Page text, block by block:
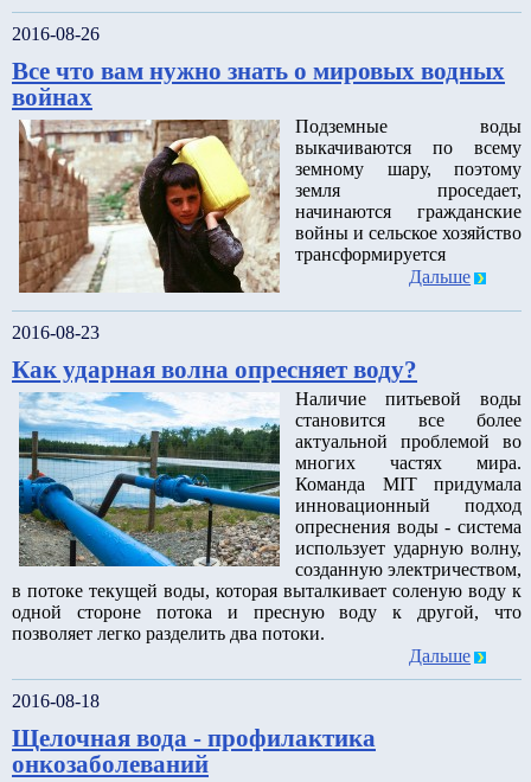
2016-08-26
Все что вам нужно знать о мировых водных
войнах
Подземные воды
выкачиваются по всему
земному шару, поэтому
земля проседает,
начинаются гражданские
войны и сельское хозяйство
трансформируется
Дальше
2016-08-23
Как ударная волна опресняет воду?
Наличие питьевой воды
становится все более
актуальной проблемой во
многих частях мира.
Команда MIT придумала
инновационный подход
опреснения воды - система
использует ударную волну,
созданную электричеством,
в потоке текущей воды, которая выталкивает соленую воду к
одной стороне потока и пресную воду к другой, что
позволяет легко разделить два потоки.
Дальше
2016-08-18
Щелочная вода - профилактика
онкозаболеваний